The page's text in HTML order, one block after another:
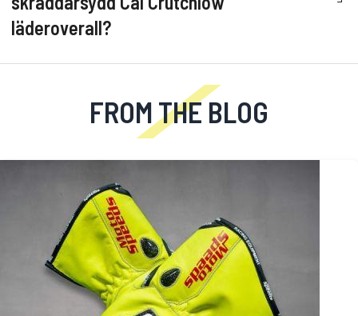
läderoverall?
FROM THE BLOG